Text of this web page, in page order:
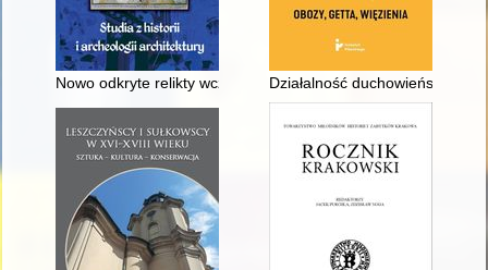
Nowo odkryte relikty wczesnogotyckiego wału obronnego na
Działalność duchowieństwa